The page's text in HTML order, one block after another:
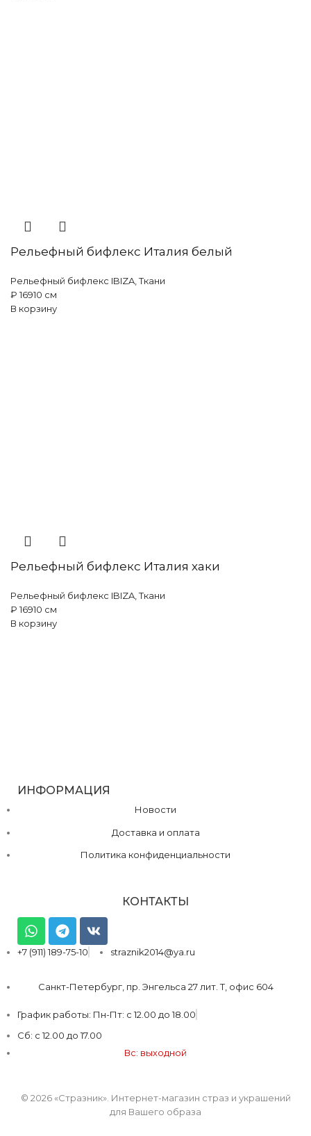
Рельефный бифлекс Италия белый
Рельефный бифлекс IBIZA ,Ткани
₽ 16910 см
В корзину
Рельефный бифлекс Италия хаки
Рельефный бифлекс IBIZA ,Ткани
₽ 16910 см
В корзину
ИНФОРМАЦИЯ
Новости
Доставка и оплата
Политика конфиденциальности
КОНТАКТЫ
+7 (911) 189-75-10 straznik2014@ya.ru
Санкт-Петербург, пр. Энгельса 27 лит. Т, офис 604
График работы: Пн-Пт: с 12.00 до 18.00
Сб: с 12.00 до 17.00
Вс: выходной
© 2026 «Стразник». Интернет-магазин страз и украшений
для Вашего образа